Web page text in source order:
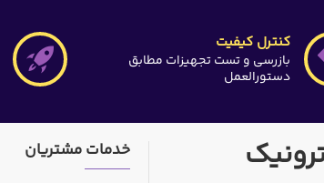
کنترل کیفیت
بازرسی و تست تجهیزات مطابق
دستورالعمل
خدمات مشتریان